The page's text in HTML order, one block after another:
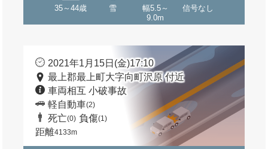
35～44歳 雪
幅5.5～
9.0m
信号なし
2021年1月15日(金)17:10
最上郡最上町大字向町沢原 付近
車両相互 小破事故
軽自動車(2)
死亡(0) 負傷(1)
距離4133m